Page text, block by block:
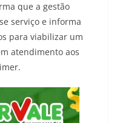
que a gestão
serviço e informa
para viabilizar um
atendimento aos